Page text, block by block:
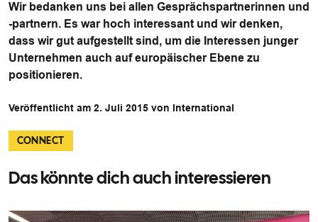
Wir bedanken uns bei allen Gesprächspartnerinnen und
-partnern. Es war hoch interessant und wir denken,
dass wir gut aufgestellt sind, um die Interessen junger
Unternehmen auch auf europäischer Ebene zu
positionieren.
Veröffentlicht am 2. Juli 2015 von International
CONNECT
Das könnte dich auch interessieren